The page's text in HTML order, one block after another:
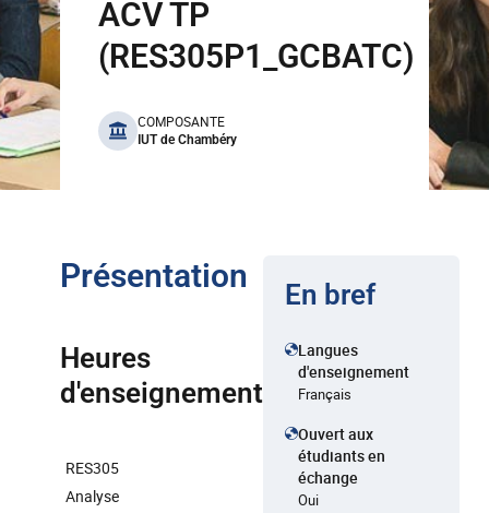
ACV TP
(RES305P1_GCBATC)
benefits
COMPOSANTE
IUT de Chambéry
Présentation
Heures
d'enseignement
RES305
Analyse
En bref
Langues
d'enseignement
Français
Ouvert aux
étudiants en
échange
Oui